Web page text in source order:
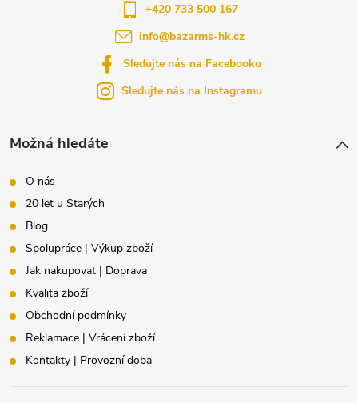
Možná hledáte
O nás
20 let u Starých
Blog
Spolupráce | Výkup zboží
Jak nakupovat | Doprava
Kvalita zboží
Obchodní podmínky
Reklamace | Vrácení zboží
Kontakty | Provozní doba
info@bazarms-hk.cz
+420 733 500 167
Sledujte nás na Facebooku
Sledujte nás na Instagramu